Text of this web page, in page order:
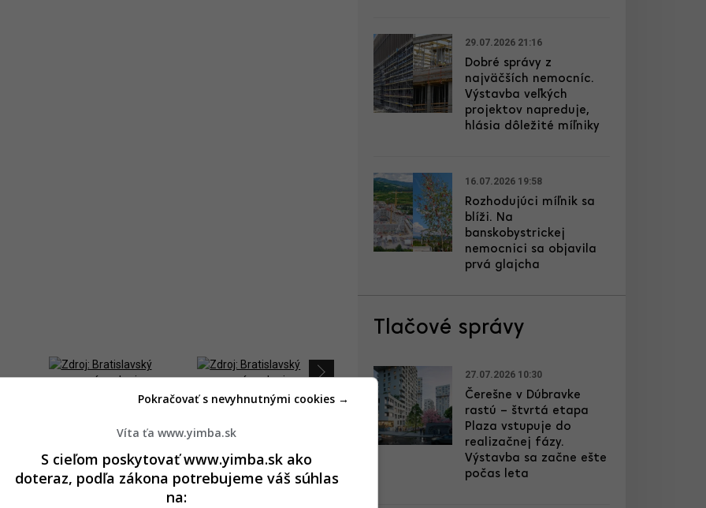
by ju mal uplatňovať podľa svojich schopností za
vážna ujma alebo nenapraviteľná škoda, nesmie byť
efektívnych opatrení, ktoré by mohli zabrániť poškodeniu
aj v Zákone o životnom prostredí.
29.07.2026 21:16
Dobré správy z
najväčších nemocníc.
Výstavba veľkých
projektov napreduje,
hlásia dôležité míľniky
16.07.2026 19:58
Rozhodujúci míľnik sa
blíži. Na
banskobystrickej
nemocnici sa objavila
prvá glajcha
Tlačové správy
27.07.2026 10:30
Čerešne v Dúbravke
rastú – štvrtá etapa
Plaza vstupuje do
realizačnej fázy.
Výstavba sa začne ešte
počas leta
Víta ťa www.yimba.sk
S cieľom poskytovať www.yimba.sk ako
doteraz, podľa zákona potrebujeme váš súhlas
na:
Pokračovať s nevyhnutnými cookies →